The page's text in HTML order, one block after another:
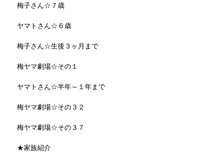
梅子さん☆７歳
ヤマトさん☆６歳
梅子さん☆生後３ヶ月まで
梅ヤマ劇場☆その１
ヤマトさん☆半年～１年まで
梅ヤマ劇場☆その３２
梅ヤマ劇場☆その３７
★家族紹介